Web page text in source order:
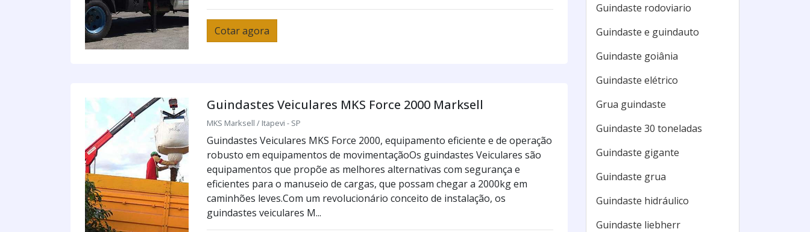
Cotar agora
Guindastes Veiculares MKS Force 2000 Marksell
MKS Marksell / Itapevi - SP
Guindastes Veiculares MKS Force 2000, equipamento eficiente e de operação
robusto em equipamentos de movimentaçãoOs guindastes Veiculares são
equipamentos que propõe as melhores alternativas com segurança e
eficientes para o manuseio de cargas, que possam chegar a 2000kg em
caminhões leves.Com um revolucionário conceito de instalação, os
guindastes veiculares M...
Guindaste rodoviario
Guindaste e guindauto
Guindaste goiânia
Guindaste elétrico
Grua guindaste
Guindaste 30 toneladas
Guindaste gigante
Guindaste grua
Guindaste hidráulico
Guindaste liebherr